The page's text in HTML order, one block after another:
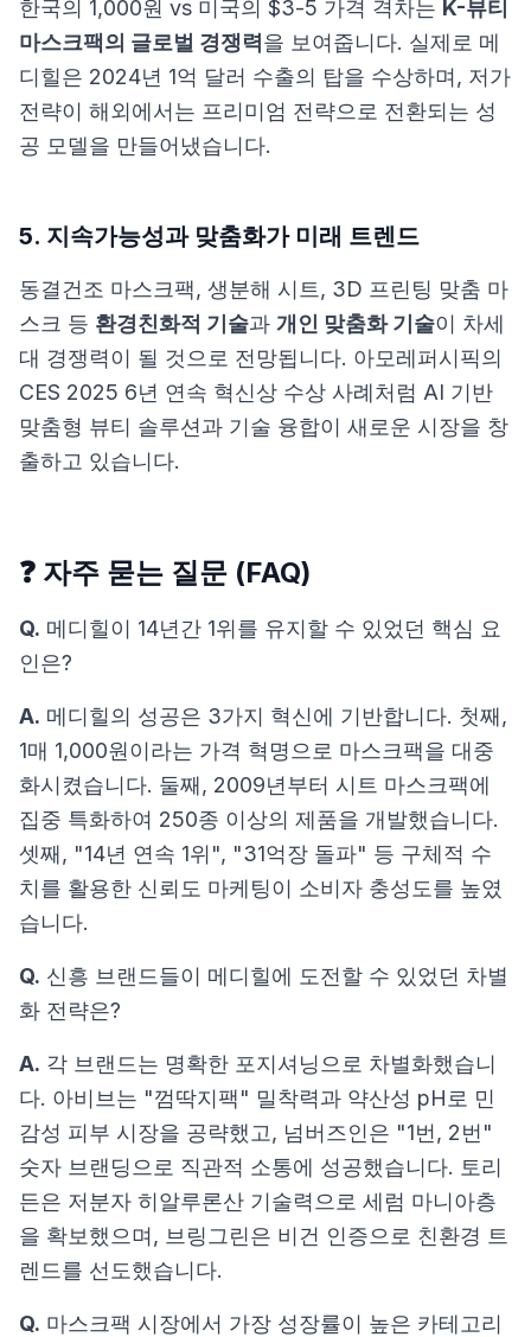
한국의 1,000원 vs 미국의 $3-5 가격 격차는 K-뷰티
마스크팩의 글로벌 경쟁력을 보여줍니다. 실제로 메
디힐은 2024년 1억 달러 수출의 탑을 수상하며, 저가
전략이 해외에서는 프리미엄 전략으로 전환되는 성
공 모델을 만들어냈습니다.
5. 지속가능성과 맞춤화가 미래 트렌드
동결건조 마스크팩, 생분해 시트, 3D 프린팅 맞춤 마
스크 등 환경친화적 기술과 개인 맞춤화 기술이 차세
대 경쟁력이 될 것으로 전망됩니다. 아모레퍼시픽의
CES 2025 6년 연속 혁신상 수상 사례처럼 AI 기반
맞춤형 뷰티 솔루션과 기술 융합이 새로운 시장을 창
출하고 있습니다.
❓ 자주 묻는 질문 (FAQ)
Q. 메디힐이 14년간 1위를 유지할 수 있었던 핵심 요
인은?
A. 메디힐의 성공은 3가지 혁신에 기반합니다. 첫째,
1매 1,000원이라는 가격 혁명으로 마스크팩을 대중
화시켰습니다. 둘째, 2009년부터 시트 마스크팩에
집중 특화하여 250종 이상의 제품을 개발했습니다.
셋째, "14년 연속 1위", "31억장 돌파" 등 구체적 수
치를 활용한 신뢰도 마케팅이 소비자 충성도를 높였
습니다.
Q. 신흥 브랜드들이 메디힐에 도전할 수 있었던 차별
화 전략은?
A. 각 브랜드는 명확한 포지셔닝으로 차별화했습니
다. 아비브는 "껌딱지팩" 밀착력과 약산성 pH로 민
감성 피부 시장을 공략했고, 넘버즈인은 "1번, 2번"
숫자 브랜딩으로 직관적 소통에 성공했습니다. 토리
든은 저분자 히알루론산 기술력으로 세럼 마니아층
을 확보했으며, 브링그린은 비건 인증으로 친환경 트
렌드를 선도했습니다.
Q. 마스크팩 시장에서 가장 성장률이 높은 카테고리